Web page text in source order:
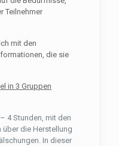
Teilnehmer
mit den
die sie
in 3 Gruppen
4 Stunden, mit den
die Herstellung
In dieser